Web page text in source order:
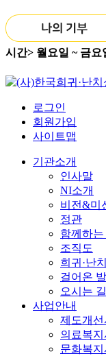
시간> 월요일 ~ 금요
로그인
회원가입
사이트맵
기관소개
인사말
NI소개
비전&미
정관
함께하는
조직도
희귀·난
걸어온
오시는 길
사업안내
제도개선
의료복지
문화복지